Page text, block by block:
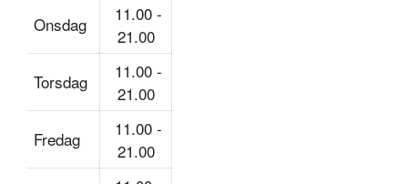
Onsdag
11.00 -
21.00
Torsdag
11.00 -
21.00
Fredag
11.00 -
21.00